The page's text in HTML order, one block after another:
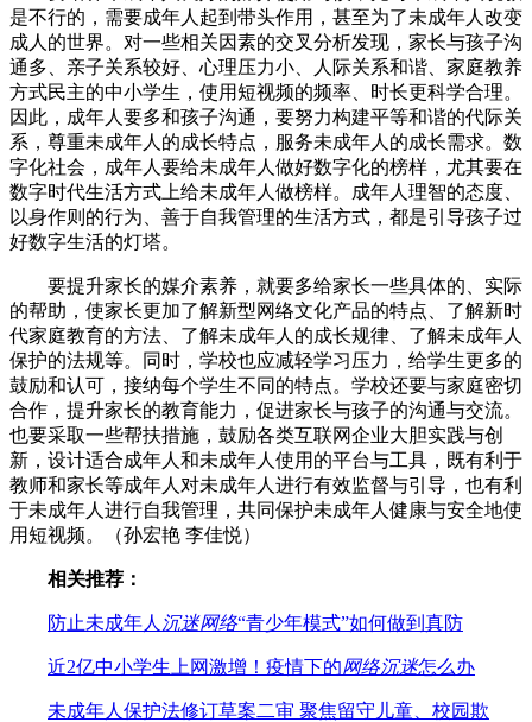
是不行的，需要成年人起到带头作用，甚至为了未成年人改变
成人的世界。对一些相关因素的交叉分析发现，家长与孩子沟
通多、亲子关系较好、心理压力小、人际关系和谐、家庭教养
方式民主的中小学生，使用短视频的频率、时长更科学合理。
因此，成年人要多和孩子沟通，要努力构建平等和谐的代际关
系，尊重未成年人的成长特点，服务未成年人的成长需求。数
字化社会，成年人要给未成年人做好数字化的榜样，尤其要在
数字时代生活方式上给未成年人做榜样。成年人理智的态度、
以身作则的行为、善于自我管理的生活方式，都是引导孩子过
好数字生活的灯塔。
要提升家长的媒介素养，就要多给家长一些具体的、实际
的帮助，使家长更加了解新型网络文化产品的特点、了解新时
代家庭教育的方法、了解未成年人的成长规律、了解未成年人
保护的法规等。同时，学校也应减轻学习压力，给学生更多的
鼓励和认可，接纳每个学生不同的特点。学校还要与家庭密切
合作，提升家长的教育能力，促进家长与孩子的沟通与交流。
也要采取一些帮扶措施，鼓励各类互联网企业大胆实践与创
新，设计适合成年人和未成年人使用的平台与工具，既有利于
教师和家长等成年人对未成年人进行有效监督与引导，也有利
于未成年人进行自我管理，共同保护未成年人健康与安全地使
用短视频。（孙宏艳 李佳悦）
相关推荐：
防止未成年人沉迷网络“青少年模式”如何做到真防
近2亿中小学生上网激增！疫情下的网络沉迷怎么办
未成年人保护法修订草案二审 聚焦留守儿童、校园欺